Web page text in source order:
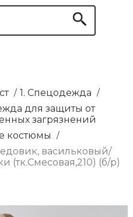
/ 1. Спецодежда /
для защиты от
загрязнений
костюмы /
васильковый/
(тк.Смесовая,210) (б/р)